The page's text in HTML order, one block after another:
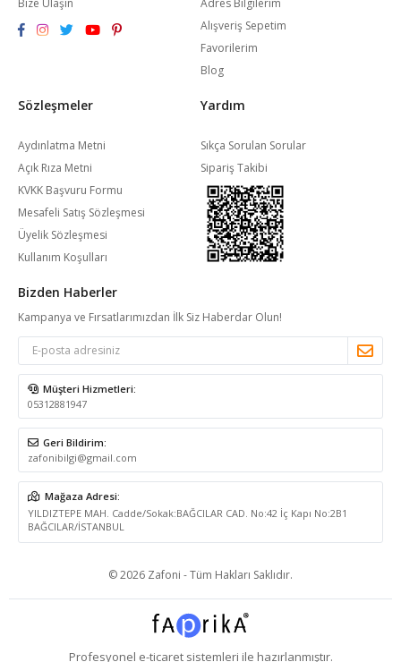
Alışveriş Sepetim
Favorilerim
Blog
Sözleşmeler
Aydınlatma Metni
Açık Rıza Metni
KVKK Başvuru Formu
Mesafeli Satış Sözleşmesi
Üyelik Sözleşmesi
Kullanım Koşulları
Yardım
Sıkça Sorulan Sorular
Sipariş Takibi
Bizden Haberler
Kampanya ve Fırsatlarımızdan İlk Siz Haberdar Olun!
Müşteri Hizmetleri:
05312881947
Geri Bildirim:
zafonibilgi@gmail.com
Mağaza Adresi:
YILDIZTEPE MAH. Cadde/Sokak:BAĞCILAR CAD. No:42 İç Kapı No:2B1
BAĞCILAR/İSTANBUL
© 2026 Zafoni - Tüm Hakları Saklıdır.
Profesyonel e-ticaretsistemleri ile hazırlanmıştır.